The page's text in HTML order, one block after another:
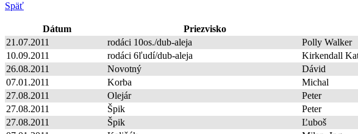
Späť
Dátum Priezvisko
21.07.2011
rodáci 10os./dub-aleja Polly Walker
10.09.2011
rodáci 6ľudí/dub-aleja Kirkendall
26.08.2011
Novotný Dávid
07.01.2011
Korba Michal
27.08.2011
Olejár Peter
27.08.2011
Špik Peter
27.08.2011
Špik Ľuboš